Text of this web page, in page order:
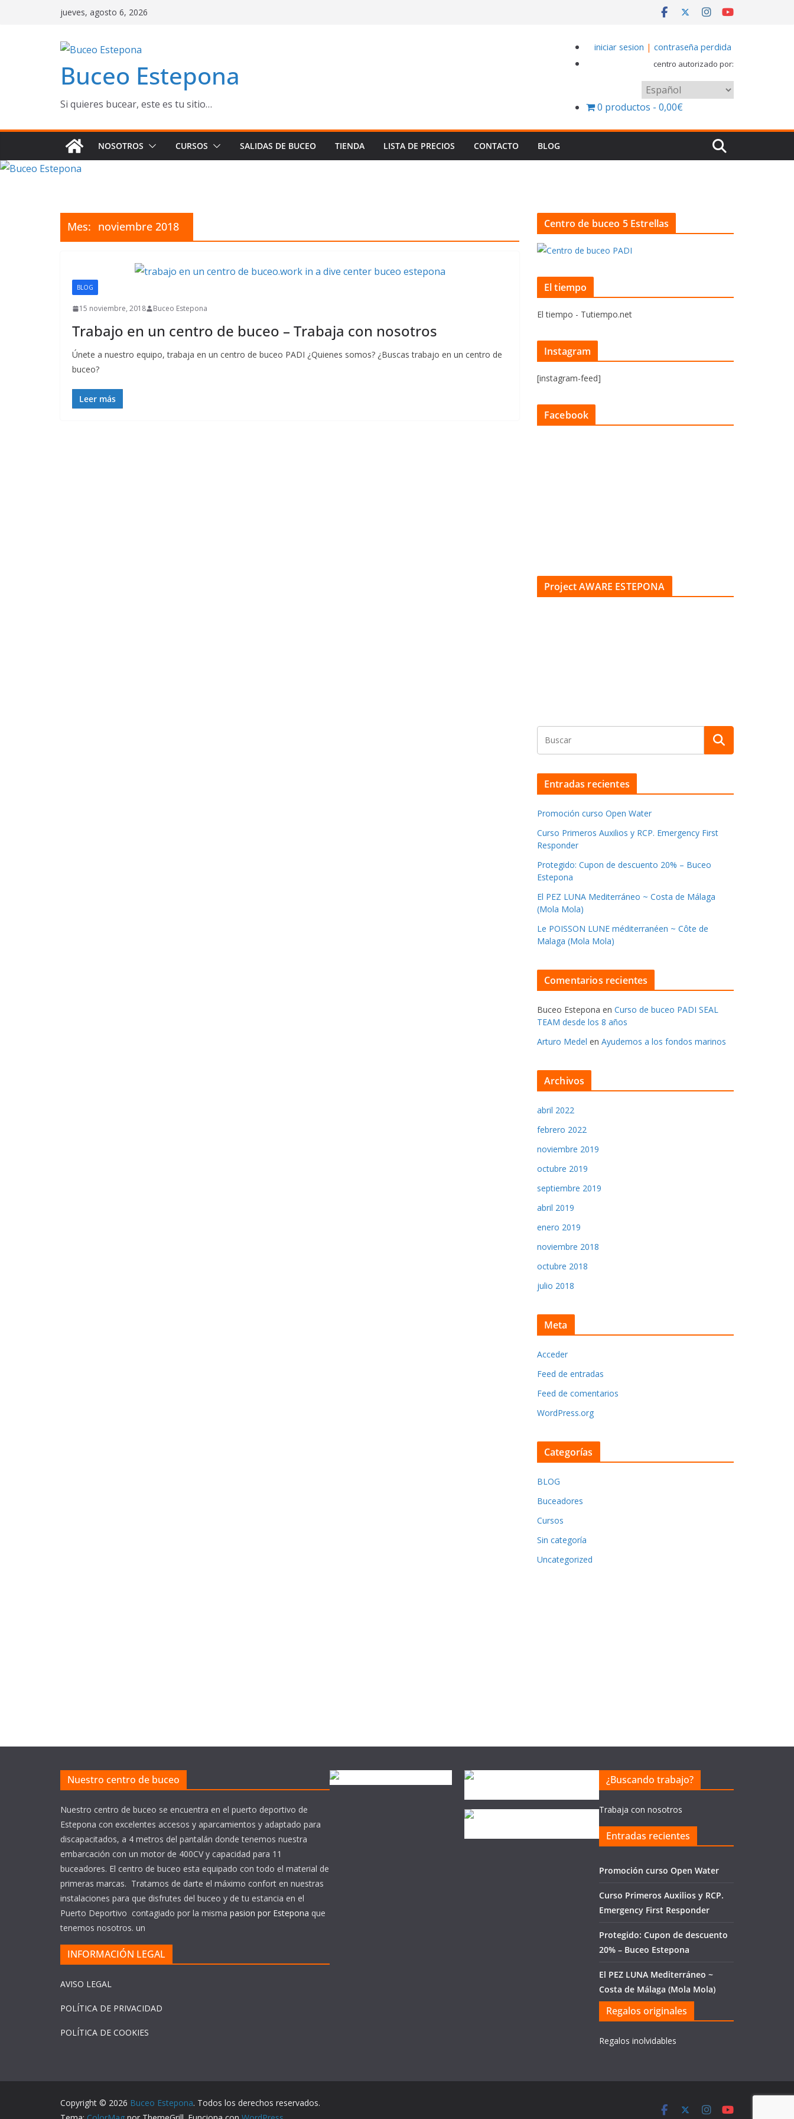
jueves, agosto 6, 2026
Buceo Estepona
Si quieres bucear, este es tu sitio…
iniciar sesion | contraseña perdida
centro autorizado por:
Elegir
un
0 productos 0,00€
NOSOTROS CURSOS SALIDAS DE BUCEO TIENDA LISTA DE PRECIOS CONTACTO BLOG
Mes: noviembre 2018
BLOG
15 noviembre, 2018 Buceo Estepona
Trabajo en un centro de buceo – Trabaja con nosotros
Únete a nuestro equipo, trabaja en un centro de buceo PADI ¿Quienes somos? ¿Buscas trabajo en un centro de
buceo?
Leer más
Centro de buceo 5 Estrellas
El tiempo
El tiempo - Tutiempo.net
Instagram
[instagram-feed]
Facebook
Project AWARE ESTEPONA
Entradas recientes
Promoción curso Open Water
Curso Primeros Auxilios y RCP. Emergency First
Responder
Protegido: Cupon de descuento 20% – Buceo
Estepona
El PEZ LUNA Mediterráneo ~ Costa de Málaga
(Mola Mola)
Le POISSON LUNE méditerranéen ~ Côte de
Malaga (Mola Mola)
Comentarios recientes
Buceo Estepona en Curso de buceo PADI SEAL
TEAM desde los 8 años
Arturo Medel en Ayudemos a los fondos marinos
Archivos
abril 2022
febrero 2022
noviembre 2019
octubre 2019
septiembre 2019
abril 2019
enero 2019
noviembre 2018
octubre 2018
julio 2018
Meta
Acceder
Feed de entradas
Feed de comentarios
WordPress.org
Categorías
BLOG
Buceadores
Cursos
Sin categoría
Uncategorized
Nuestro centro de buceo
Nuestro centro de buceo se encuentra en el puerto deportivo de
Estepona con excelentes accesos y aparcamientos y adaptado para
discapacitados, a 4 metros del pantalán donde tenemos nuestra
embarcación con un motor de 400CV y capacidad para 11
buceadores. El centro de buceo esta equipado con todo el material de
primeras marcas. Tratamos de darte el máximo confort en nuestras
instalaciones para que disfrutes del buceo y de tu estancia en el
Puerto Deportivo contagiado por la misma pasion por Estepona que
tenemos nosotros. un
INFORMACIÓN LEGAL
AVISO LEGAL
POLÍTICA DE PRIVACIDAD
POLÍTICA DE COOKIES
¿Buscando trabajo?
Trabaja con nosotros
Entradas recientes
Promoción curso Open Water
Curso Primeros Auxilios y RCP.
Emergency First Responder
Protegido: Cupon de descuento
20% – Buceo Estepona
El PEZ LUNA Mediterráneo ~
Costa de Málaga (Mola Mola)
Regalos originales
Regalos inolvidables
Copyright © 2026 Buceo Estepona. Todos los derechos reservados.